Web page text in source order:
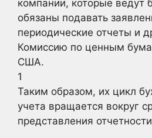
компании, которые ведут
обязаны подавать
периодические отчеты и
Комиссию по ценным
США.
1
Таким образом, их цикл
учета вращается вокруг
представления